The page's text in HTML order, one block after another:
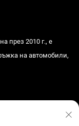
през 2010 г., е
на автомобили,